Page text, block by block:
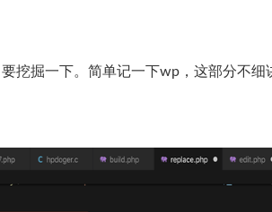
挖掘一下。简单记一下wp，这部分不细